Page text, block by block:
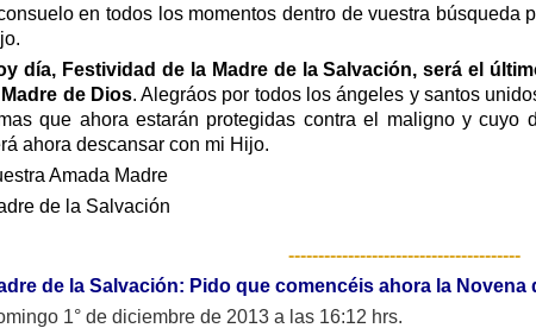
en todos los momentos dentro de vuestra búsqueda
día, Festividad de la Madre de la Salvación, será el
Madre de Dios. Alegráos por todos los ángeles y santos
que ahora estarán protegidas contra el maligno y cuyo
ahora descansar con mi Hijo.
Amada Madre
de la Salvación
---------------------------------------
de la Salvación: Pido que comencéis ahora la Novena
1° de diciembre de 2013 a las 16:12 hrs.